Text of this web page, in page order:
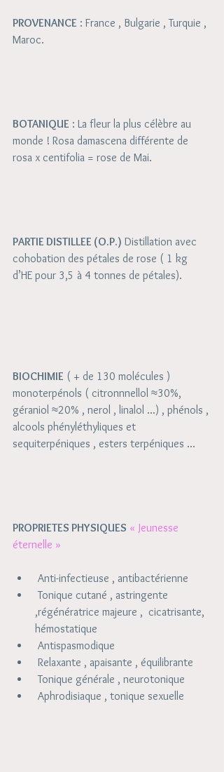
PROVENANCE : France , Bulgarie , Turquie ,
Maroc.
BOTANIQUE : La fleur la plus célèbre au
monde ! Rosa damascena différente de
rosa x centifolia = rose de Mai.
PARTIE DISTILLEE (O.P.) Distillation avec
cohobation des pétales de rose ( 1 kg
d’HE pour 3,5 à 4 tonnes de pétales).
BIOCHIMIE ( + de 130 molécules )
monoterpénols ( citronnnellol ≈30%,
géraniol ≈20% , nerol , linalol ...) , phénols ,
alcools phényléthyliques et
sequiterpéniques , esters terpéniques ...
PROPRIETES PHYSIQUES « Jeunesse
éternelle »
Anti-infectieuse , antibactérienne
Tonique cutané , astringente
,régénératrice majeure ,  cicatrisante,
hémostatique
Antispasmodique
Relaxante , apaisante , équilibrante
Tonique générale , neurotonique
Aphrodisiaque , tonique sexuelle